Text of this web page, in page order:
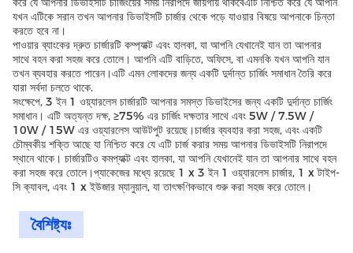
যখন এটিকে সরান তখন আপনার ডিভাইসটি চার্জার থেকে পড়ে যাওয়ার বিষয়ে আপনাকে চিন্তা
করতে হবে না।
পাওয়ার ব্যাংকের দ্রুত চার্জারটি কম্প্যাক্ট এবং হালকা, যা আপনি যেখানেই যান তা আপনার
সাথে বহন করা সহজ করে তোলে। আপনি এটি বাড়িতে, অফিসে, বা এমনকি যখন আপনি যান
তখন ব্যবহার করতে পারেন।এটি এমন লোকদের জন্য একটি দুর্দান্ত চার্জিং সমাধান তৈরি করে
যারা সর্বদা চলতে থাকে.
সংক্ষেপে, 3 ইন 1 ওয়্যারলেস চার্জারটি আপনার সমস্ত ডিভাইসের জন্য একটি দুর্দান্ত চার্জিং
সমাধান। এটি অত্যন্ত দক্ষ, ≥75% এর চার্জিং দক্ষতার সাথে এবং 5W / 7.5W /
10W / 15W এর ওয়্যারলেস আউটপুট রয়েছে।চার্জার ব্যবহার করা সহজ, এবং একটি
চৌম্বকীয় শক্তি আছে যা নিশ্চিত করে যে এটি চার্জ করার সময় আপনার ডিভাইসটি নিরাপদে
স্থানে থাকে। চার্জারটিও কমপ্যাক্ট এবং হালকা, যা আপনি যেখানেই যান তা আপনার সাথে বহন
করা সহজ করে তোলে।প্যাকেজের মধ্যে রয়েছে 1 x 3 ইন 1 ওয়্যারলেস চার্জার, 1 x টাইপ-
সি ক্যাবল, এবং 1 x ইউজার ম্যানুয়াল, যা তাৎক্ষণিকভাবে শুরু করা সহজ করে তোলে।
বৈশিষ্ট্যঃ